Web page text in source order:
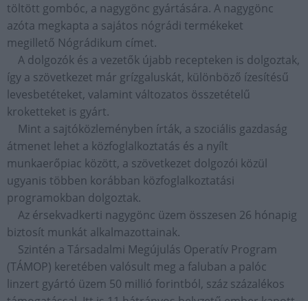
töltött gombóc, a nagygönc gyártására. A nagygönc
azóta megkapta a sajátos nógrádi termékeket
megillető Nógrádikum címet.
A dolgozók és a vezetők újabb recepteken is dolgoztak,
így a szövetkezet már grízgaluskát, különböző ízesítésű
levesbetéteket, valamint változatos összetételű
kroketteket is gyárt.
Mint a sajtóközleményben írták, a szociális gazdaság
átmenet lehet a közfoglalkoztatás és a nyílt
munkaerőpiac között, a szövetkezet dolgozói közül
ugyanis többen korábban közfoglalkoztatási
programokban dolgoztak.
Az érsekvadkerti nagygönc üzem összesen 26 hónapig
biztosít munkát alkalmazottainak.
Szintén a Társadalmi Megújulás Operatív Program
(TÁMOP) keretében valósult meg a faluban a palóc
linzert gyártó üzem 50 millió forintból, száz százalékos